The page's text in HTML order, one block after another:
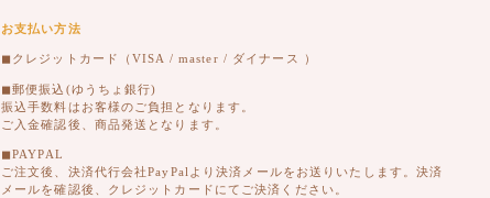
お支払い方法
◼︎クレジットカード（VISA / master / ダイナース ）
◼︎郵便振込(ゆうちょ銀行)
振込手数料はお客様のご負担となります。
ご入金確認後、商品発送となります。
◼︎PAYPAL
ご注文後、決済代行会社PayPalより決済メールをお送りいたします。決済
メールを確認後、クレジットカードにてご決済ください。